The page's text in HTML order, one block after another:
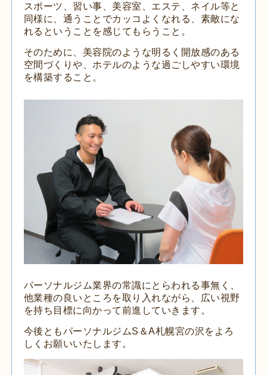
スポーツ、習い事、美容室、エステ、ネイル等と
同様に、通うことでカッコよくなれる、素敵にな
れるということを感じてもらうこと。
そのために、美容院のような明るく開放感のある
空間づくりや、ホテルのような過ごしやすい環境
を構築すること。
パーソナルジム業界の常識にとらわれる事無く、
他業種の良いところを取り入れながら、広い視野
を持ち目標に向かって前進していきます。
今後ともパーソナルジムS＆A札幌宮の沢をよろ
しくお願いいたします。